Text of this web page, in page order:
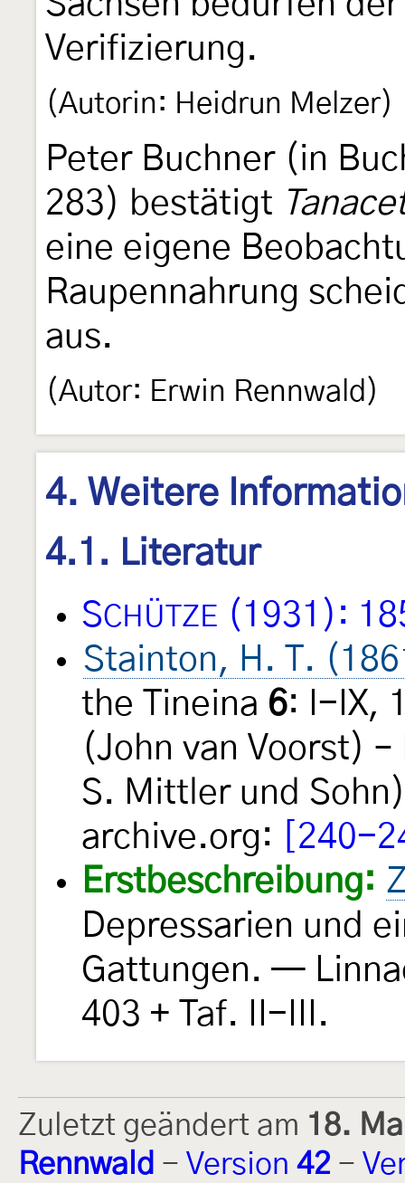
Verifizierung.
(Autorin: Heidrun Melzer)
Peter Buchner (in
283) bestätigt
eine eigene
Raupennahrung
aus.
(Autor: Erwin Rennwald)
4. Weitere
4.1. Literatur
SCHÜTZE (1931):
Stainton, H. T.
the Tineina 6: I-IX,
(John van Voorst)
S. Mittler und
archive.org:
[240-
Erstbeschreibung:
Depressarien und
Gattungen. —
403 + Taf. II-III.
Zuletzt geändert am 18.
Rennwald - Version 42 -